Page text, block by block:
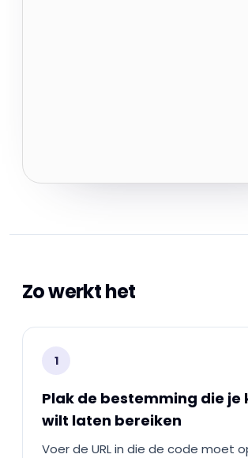
Zo werkt het
1
Plak de bestemming die je
wilt laten bereiken
Voer de URL in die de code moet